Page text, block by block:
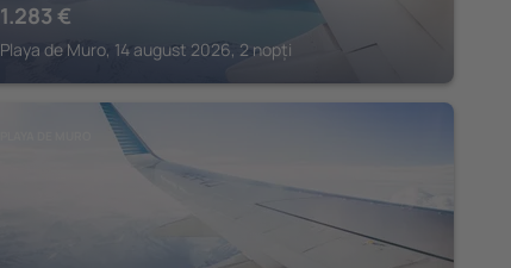
1.283 €
Playa de Muro, 14 august 2026, 2 nopți